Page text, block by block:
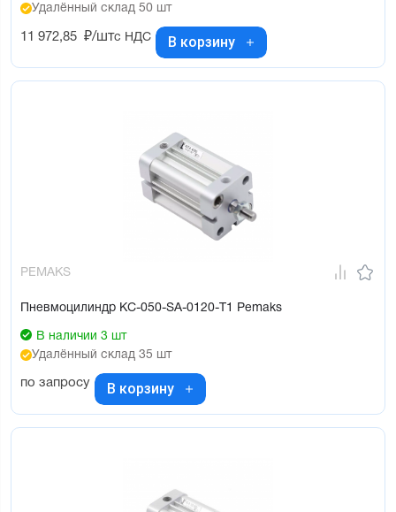
Удалённый склад 50 шт
11 972,85 ₽/штс НДС В корзину
PEMAKS
Пневмоцилиндр KC-050-SA-0120-T1 Pemaks
В наличии 3 шт
Удалённый склад 35 шт
по запросу В корзину